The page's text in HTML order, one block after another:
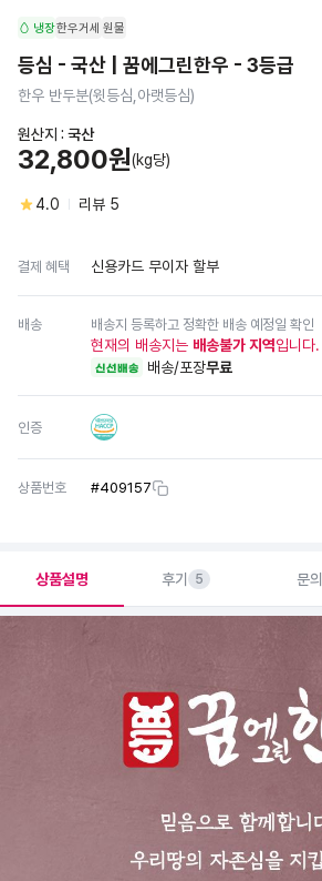
냉장한우거세 원물
등심 - 국산 | 꿈에그린한우 - 3등급
한우 반두분(윗등심,아랫등심)
원산지 : 국산
32,800원(kg당)
4.0 리뷰 5
결제 혜택 신용카드 무이자 할부
배송 배송지 등록하고 정확한 배송 예정일 확인
현재의 배송지는 배송불가 지역입니다.
신선배송 배송/포장무료
인증
상품번호 #409157
상품설명 후기 5 문의